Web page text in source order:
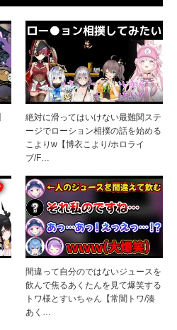
絶対に滑ってはいけない最難関ステ
ージでローション相撲の話を始める
こよりw【博衣こより/ホロライ
ブ/F…
間違って自分のではないジュースを
飲んで焦るあくたんを見て爆笑する
トワ様とすいちゃん【常闇トワ/湊
あく…